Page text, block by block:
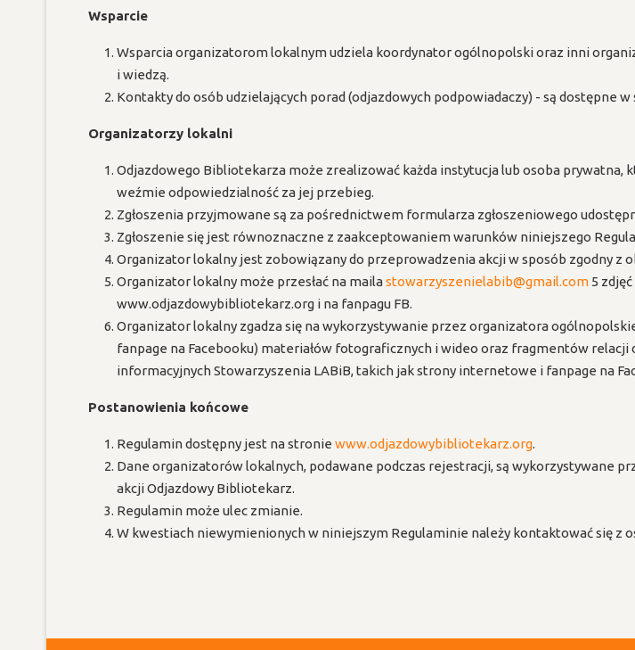
Wsparcie
Wsparcia organizatorom lokalnym udziela koordynator ogólnopolski oraz inni
i wiedzą.
Kontakty do osób udzielających porad (odjazdowych podpowiadaczy) - są dostępne
Organizatorzy lokalni
Odjazdowego Bibliotekarza może zrealizować każda instytucja lub osoba
weźmie odpowiedzialność za jej przebieg.
Zgłoszenia przyjmowane są za pośrednictwem formularza zgłoszeniowego
Zgłoszenie się jest równoznaczne z zaakceptowaniem warunków niniejszego
Organizator lokalny jest zobowiązany do przeprowadzenia akcji w sposób zgodny z
Organizator lokalny może przesłać na mailastowarzyszenielabib@gmail.com 5
www.odjazdowybibliotekarz.org i na fanpagu FB.
Organizator lokalny zgadza się na wykorzystywanie przez organizatora
fanpage na Facebooku) materiałów fotograficznych i wideo oraz fragmentów
informacyjnych Stowarzyszenia LABiB, takich jak strony internetowe i fanpage na
Postanowienia końcowe
Regulamin dostępny jest na stronie www.odjazdowybibliotekarz.org.
Dane organizatorów lokalnych, podawane podczas rejestracji, są wykorzystywane
akcji Odjazdowy Bibliotekarz.
Regulamin może ulec zmianie.
W kwestiach niewymienionych w niniejszym Regulaminie należy kontaktować się z